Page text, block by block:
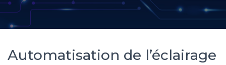
N
G
A
Automatisation de l’éclairage